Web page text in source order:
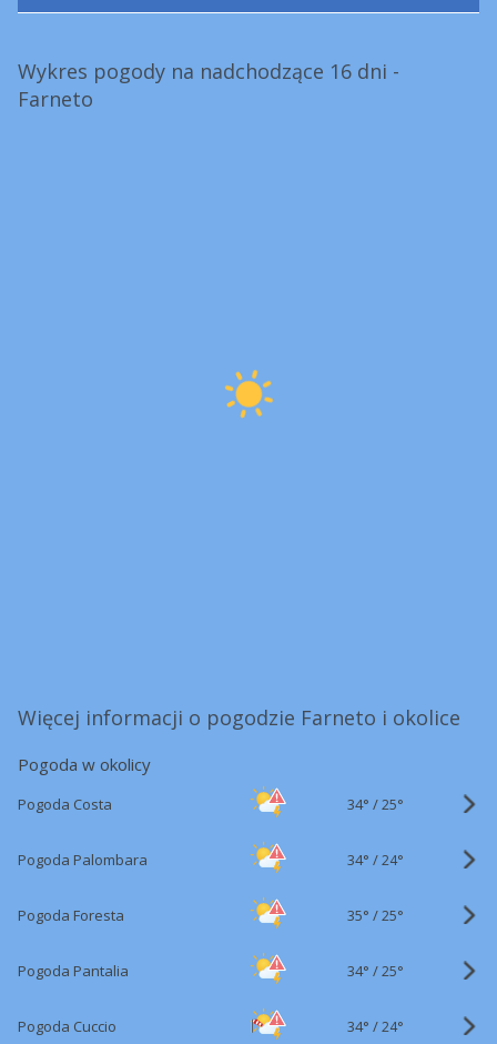
Wykres pogody na nadchodzące 16 dni -
Farneto
Więcej informacji o pogodzie Farneto i okolice
Pogoda w okolicy
Pogoda Costa 34° /25°
Pogoda Palombara 34° /24°
Pogoda Foresta 35° /25°
Pogoda Pantalia 34° /25°
Pogoda Cuccio 34° /24°